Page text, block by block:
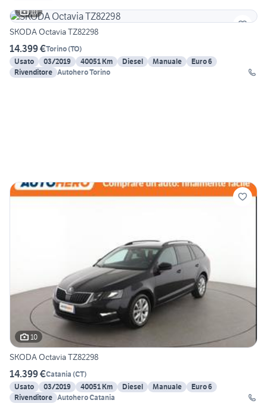
10
SKODA Octavia TZ82298
14.399 €Torino(TO)
Usato
03/2019 40051 Km Diesel Manuale
Euro 6
Rivenditore Autohero Torino
10
SKODA Octavia TZ82298
14.399 €Catania (CT)
Usato
03/2019 40051 Km Diesel Manuale
Euro 6
Rivenditore Autohero Catania